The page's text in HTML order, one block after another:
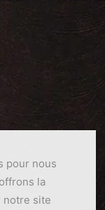
pour nous
la
notre site